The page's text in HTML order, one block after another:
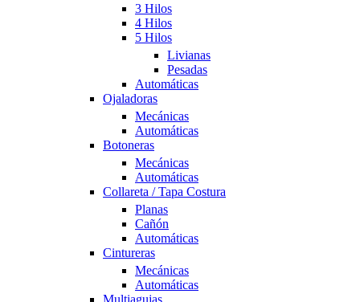
3 Hilos
4 Hilos
5 Hilos
Livianas
Pesadas
Automáticas
Ojaladoras
Mecánicas
Automáticas
Botoneras
Mecánicas
Automáticas
Collareta / Tapa Costura
Planas
Cañón
Automáticas
Cintureras
Mecánicas
Automáticas
Multiagujas